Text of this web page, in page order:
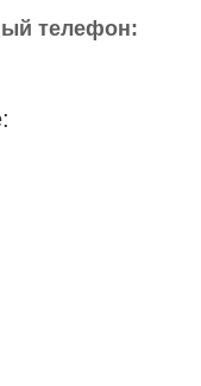
телефон: